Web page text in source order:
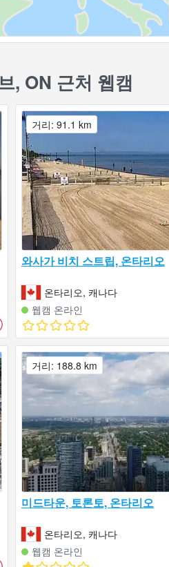
, ON 근처 웹캠
와사가 비치 스트립, 온타리오
온타리오, 캐나다
웹캠 온라인
거리: 91.1 km
미드타운, 토론토, 온타리오
온타리오, 캐나다
웹캠 온라인
거리: 188.8 km